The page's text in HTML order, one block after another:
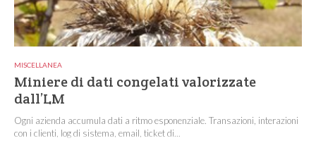
MISCELLANEA
Miniere di dati congelati valorizzate
dall’LM
Ogni azienda accumula dati a ritmo esponenziale. Transazioni, interazioni
con i clienti, log di sistema, email, ticket di...